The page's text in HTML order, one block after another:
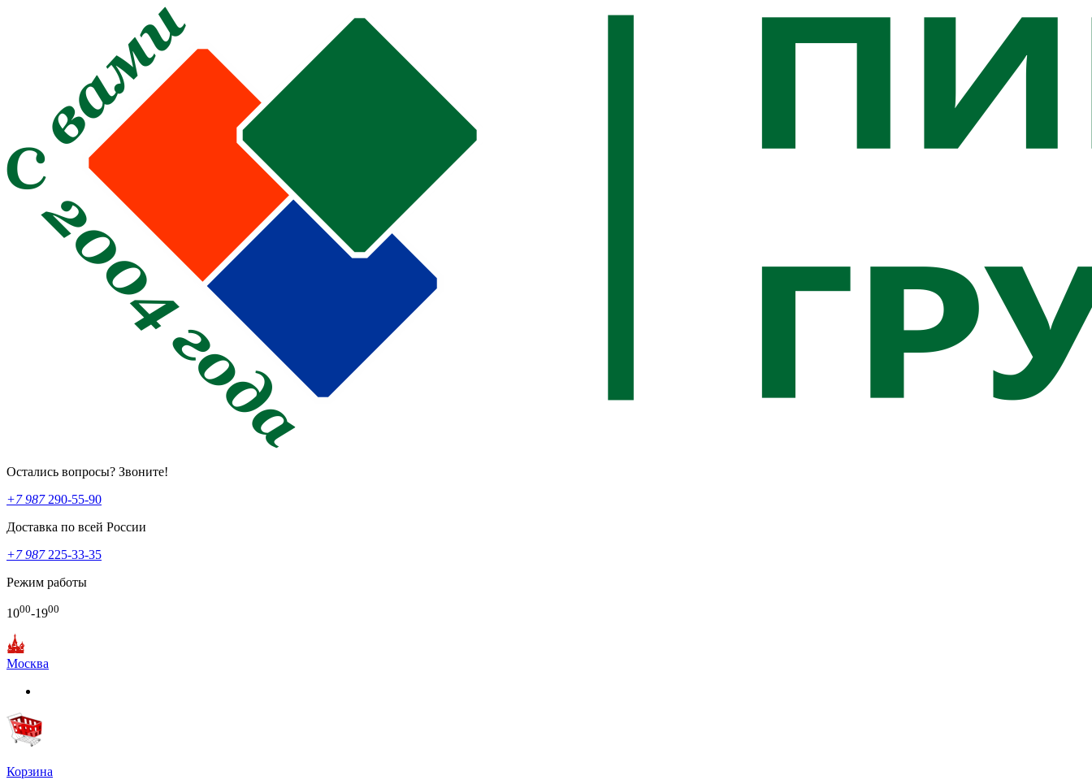
Остались вопросы? Звоните!
+7 987290-55-90
Доставка по всей России
+7 987225-33-35
Режим работы
1000-1900
Москва
Корзина